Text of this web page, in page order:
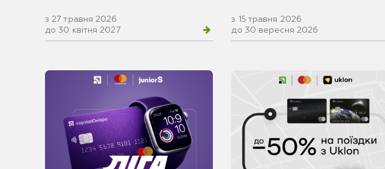
з 27 травня 2026
до 30 квітня 2027
з 15 травня 2026
до 30 вересня 2026